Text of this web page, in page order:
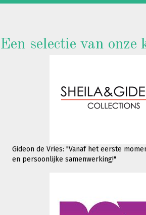
Een selectie van onze
Gideon de Vries: "Vanaf het eerste
en persoonlijke samenwerking!"